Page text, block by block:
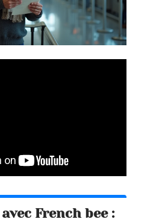
French bee :